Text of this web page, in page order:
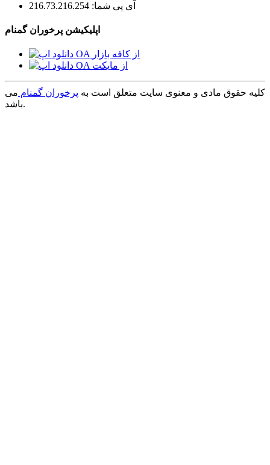
آی پی شما: 216.73.216.254
اپلیکیشن پرخوران گمنام
کلیه حقوق مادی و معنوی سایت متعلق است به پرخوران گمنام می
باشد.